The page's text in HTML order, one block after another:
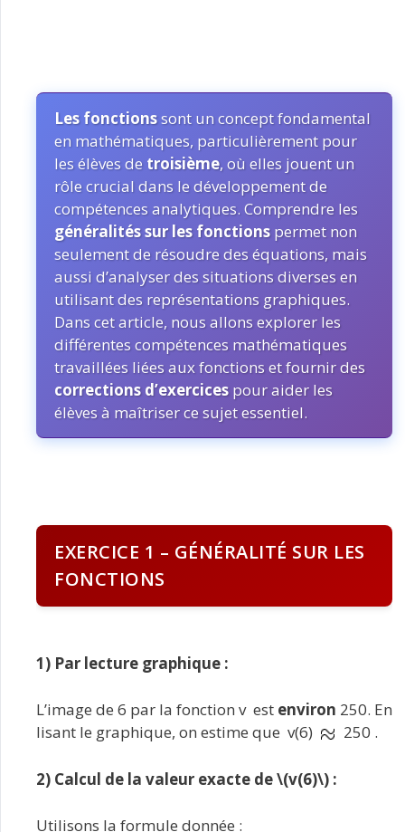
Les fonctionssont un concept fondamental
en mathématiques, particulièrement pour
les élèves de troisième, où elles jouent un
rôle crucial dans le développement de
compétences analytiques. Comprendre les
généralités sur les fonctionspermet non
seulement de résoudre des équations, mais
aussi d’analyser des situations diverses en
utilisant des représentations graphiques.
Dans cet article, nous allons explorer les
différentes compétences mathématiques
travaillées liées aux fonctions et fournir des
corrections d’exercicespour aider les
élèves à maîtriser ce sujet essentiel.
EXERCICE 1 – GÉNÉRALITÉ SUR LES
FONCTIONS
1) Par lecture graphique :
L’image de 6 par la fonction v est environ 250. En
lisant le graphique, on estime que v(6)
250 .
2) Calcul de la valeur exacte de \(v(6)\) :
Utilisons la formule donnée :